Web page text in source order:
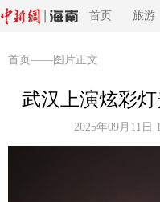
首页 旅游
首页 ——图片正文
武汉上演炫彩
2025年09月11